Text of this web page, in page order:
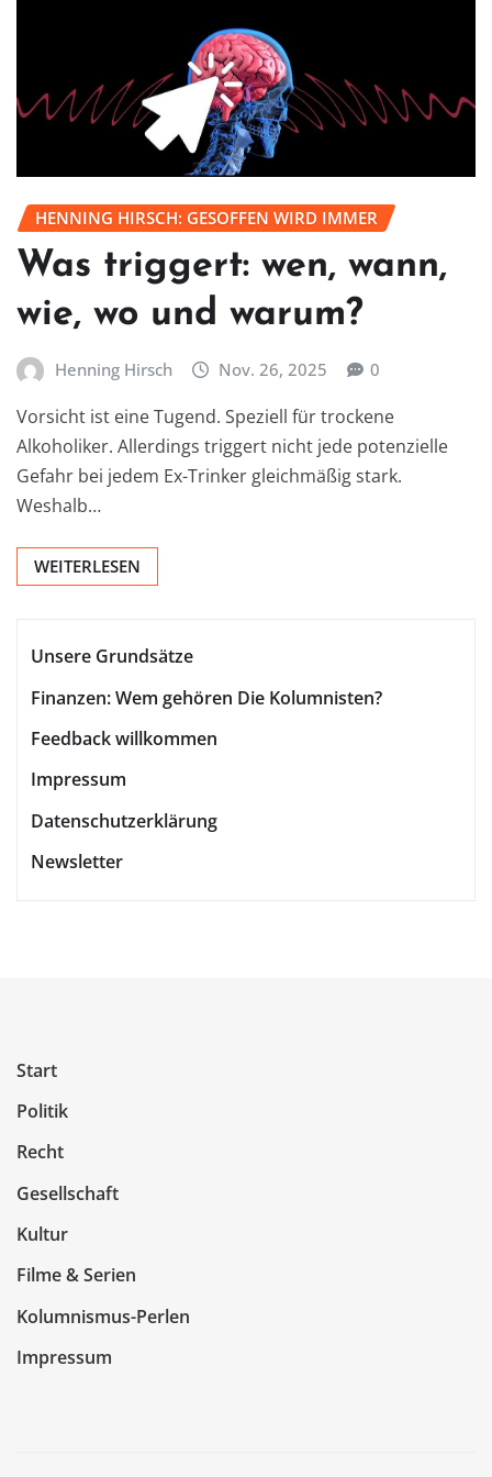
HENNING HIRSCH: GESOFFEN WIRD IMMER
Was triggert: wen, wann,
wie, wo und warum?
Henning Hirsch Nov. 26, 2025 0
Vorsicht ist eine Tugend. Speziell für trockene
Alkoholiker. Allerdings triggert nicht jede potenzielle
Gefahr bei jedem Ex-Trinker gleichmäßig stark.
Weshalb…
WEITERLESEN
Unsere Grundsätze
Finanzen: Wem gehören Die Kolumnisten?
Feedback willkommen
Impressum
Datenschutzerklärung
Newsletter
Start
Politik
Recht
Gesellschaft
Kultur
Filme & Serien
Kolumnismus-Perlen
Impressum